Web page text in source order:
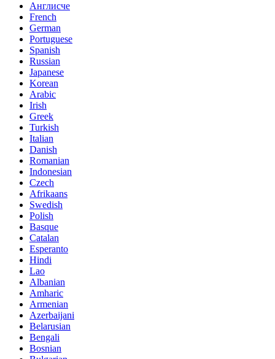
Англисче
French
German
Portuguese
Spanish
Russian
Japanese
Korean
Arabic
Irish
Greek
Turkish
Italian
Danish
Romanian
Indonesian
Czech
Afrikaans
Swedish
Polish
Basque
Catalan
Esperanto
Hindi
Lao
Albanian
Amharic
Armenian
Azerbaijani
Belarusian
Bengali
Bosnian